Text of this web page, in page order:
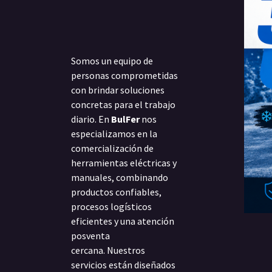
Somos un equipo de
personas comprometidas
con brindar soluciones
concretas para el trabajo
diario. En BulFernos
especializamos en la
comercialización de
herramientas eléctricas y
manuales, combinando
productos confiables,
procesos logísticos
eficientes y una atención
posventa
cercana. Nuestros
servicios están diseñados